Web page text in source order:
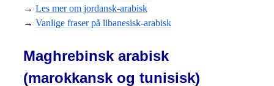
→ Les mer om jordansk-arabisk
→ Vanlige fraser på libanesisk-arabisk
Maghrebinsk arabisk
(marokkansk og tunisisk)